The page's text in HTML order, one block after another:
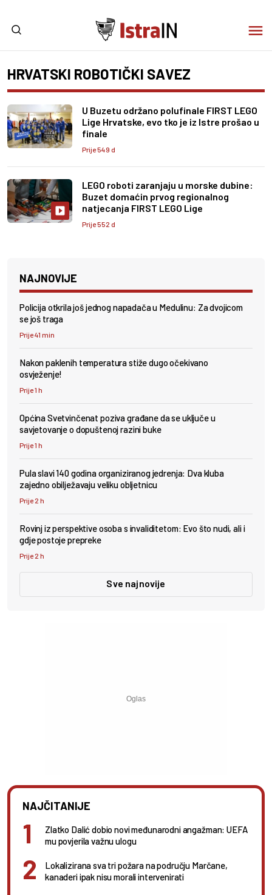
HRVATSKI ROBOTIČKI SAVEZ
U Buzetu održano polufinale FIRST LEGO
Lige Hrvatske, evo tko je iz Istre prošao u
finale
Prije 549 d
LEGO roboti zaranjaju u morske dubine:
Buzet domaćin prvog regionalnog
natjecanja FIRST LEGO Lige
Prije 552 d
NAJNOVIJE
Policija otkrila još jednog napadača u Medulinu: Za dvojicom
se još traga
Prije 41 min
Nakon paklenih temperatura stiže dugo očekivano
osvježenje!
Prije 1 h
Općina Svetvinčenat poziva građane da se uključe u
savjetovanje o dopuštenoj razini buke
Prije 1 h
Pula slavi 140 godina organiziranog jedrenja: Dva kluba
zajedno obilježavaju veliku obljetnicu
Prije 2 h
Rovinj iz perspektive osoba s invaliditetom: Evo što nudi, ali i
gdje postoje prepreke
Prije 2 h
Sve najnovije
NAJČITANIJE
Zlatko Dalić dobio novi međunarodni angažman: UEFA
mu povjerila važnu ulogu
Lokalizirana sva tri požara na području Marčane,
kanaderi ipak nisu morali intervenirati